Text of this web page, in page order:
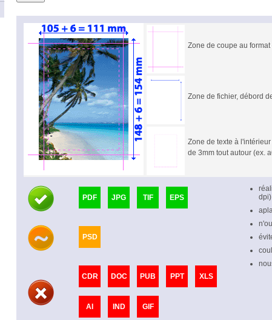
Zone de coupe au
Zone de fichier, débord
Zone de texte à
de 3mm tout autour (ex.
PDF JPG TIF EPS
PSD
CDR DOC PUB PPT XLS
AI IND GIF
dpi)